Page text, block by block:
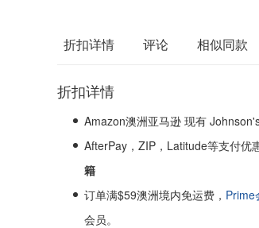
折扣详情 评论 相似同款
折扣详情
Amazon澳洲亚马逊 现有
AfterPay，ZIP，Latitude等支付优
籍
订单满$59澳洲境内免运费， Prime
会员。